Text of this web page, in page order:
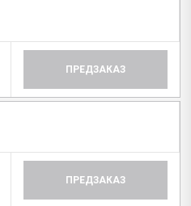
ПРЕДЗАКАЗ
ПРЕДЗАКАЗ